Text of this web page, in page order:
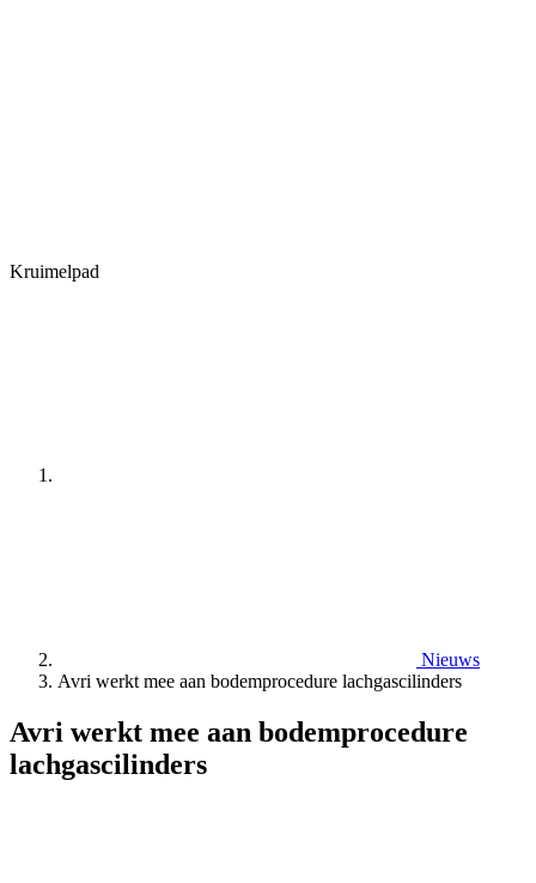
Kruimelpad
Nieuws
Avri werkt mee aan bodemprocedure lachgascilinders
Avri werkt mee aan bodemprocedure
lachgascilinders